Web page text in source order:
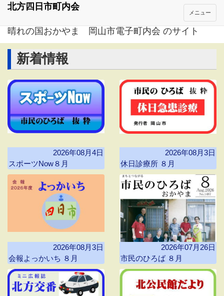
晴れの国おかやま 岡山市電子町内会 のサイト
メニュー
北方四日市町内会
新着情報
2026年08月4日
スポーツNow８月
2026年08月3日
休日診療所 ８月
2026年08月3日
会報よっかいち ８月
2026年07月26日
市民のひろば ８月